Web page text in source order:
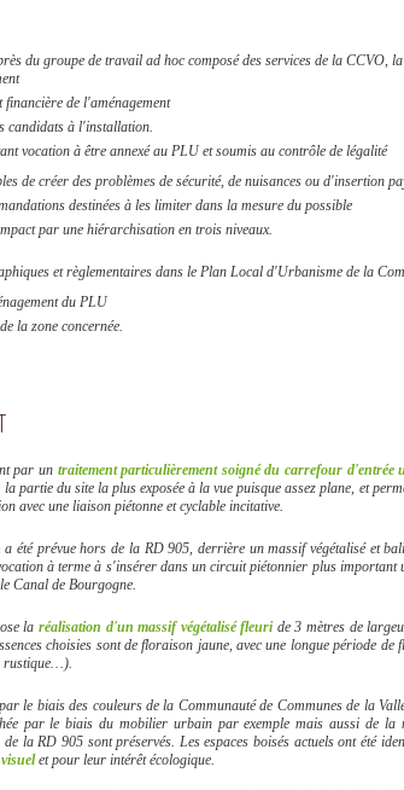
du groupe de travail ad hoc composé des services de la CCVO,
de l'aménagement
candidats à l'installation.
vocation à être annexé au PLU et soumis au contrôle de légalité
de créer des problèmes de sécurité, de nuisances ou d'insertion
destinées à les limiter dans la mesure du possible
par une hiérarchisation en trois niveaux.
et règlementaires dans le Plan Local d'Urbanisme de la
du PLU
la zone concernée.
par un traitement particulièrement soigné du carrefour d'entrée
partie du site la plus exposée à la vue puisque assez plane, et
avec une liaison piétonne et cyclable incitative.
été prévue hors de la RD 905, derrière un massif végétalisé et
à terme à s'insérer dans un circuit piétonnier plus important
Canal de Bourgogne.
la réalisation d'un massif végétalisé fleuri de 3 mètres de
choisies sont de floraison jaune, avec une longue période de
rustique…).
par le biais des couleurs de la Communauté de Communes de la
par le biais du mobilier urbain par exemple mais aussi de la
la RD 905 sont préservés. Les espaces boisés actuels ont été
et pour leur intérêt écologique.